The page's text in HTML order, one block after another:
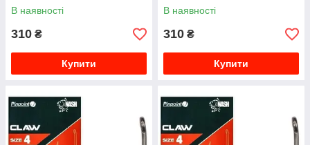
В наявності
310 ₴
Купити
В наявності
310 ₴
Купити